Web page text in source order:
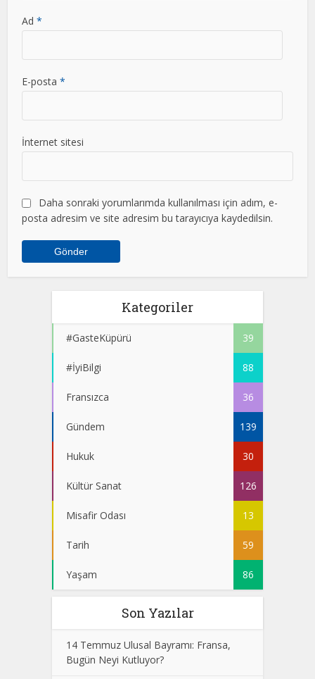
Ad*
E-posta*
İnternet sitesi
Daha sonraki yorumlarımda kullanılması için adım, e-
posta adresim ve site adresim bu tarayıcıya kaydedilsin.
Kategoriler
#GasteKüpürü 39
#İyiBilgi 88
Fransızca 36
Gündem 139
Hukuk 30
Kültür Sanat 126
Misafir Odası 13
Tarih 59
Yaşam 86
Son Yazılar
14 Temmuz Ulusal Bayramı: Fransa,
Bugün Neyi Kutluyor?